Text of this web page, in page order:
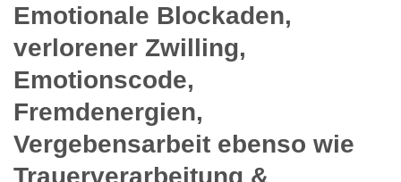
Emotionale Blockaden,
verlorener Zwilling,
Emotionscode,
Fremdenergien,
Vergebensarbeit ebenso wie
Trauerverarbeitung &